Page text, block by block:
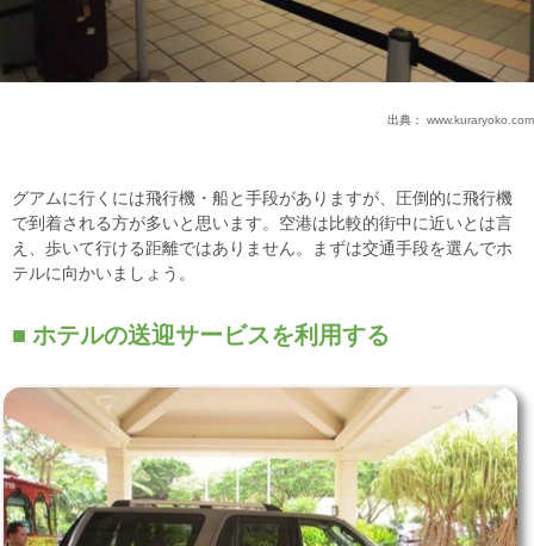
出典： www.kuraryoko.com
グアムに行くには飛行機・船と手段がありますが、圧倒的に飛行機
で到着される方が多いと思います。空港は比較的街中に近いとは言
え、歩いて行ける距離ではありません。まずは交通手段を選んでホ
テルに向かいましょう。
ホテルの送迎サービスを利用する